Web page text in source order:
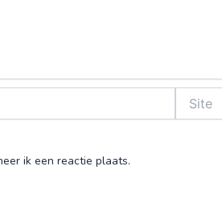
ik een reactie plaats.